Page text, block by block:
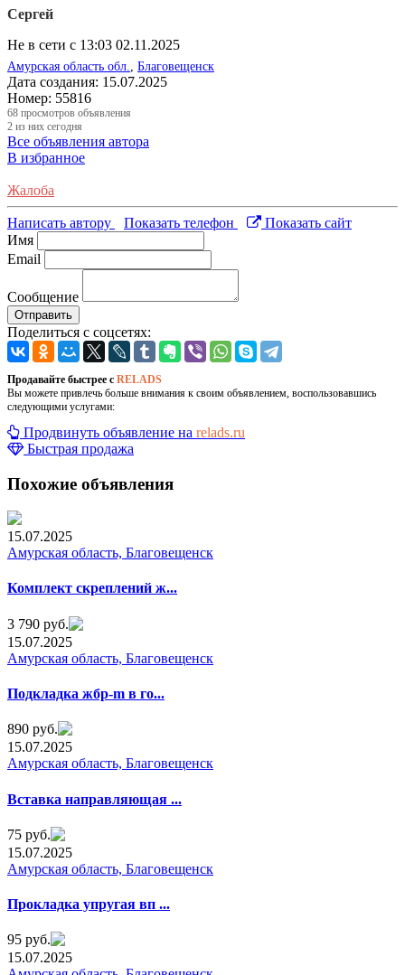
Сергей
Не в сети с 13:03 02.11.2025
Амурская область обл. Благовещенск
Дата создания: 15.07.2025
Номер: 55816
68 просмотров объявления
2 из них сегодня
Все объявления автора
В избранное
Жалоба
Написать автору Показать телефон
Показать сайт
Имя
Email
Сообщение
Отправить
Поделиться с соцсетях:
Продавайте быстрее с RELADS
Вы можете привлечь больше внимания к своим объявлением, воспользовавшись
следующими услугами:
Продвинуть объявление на relads.ru
Быстрая продажа
Похожие объявления
15.07.2025
Амурская область, Благовещенск
Комплeкт cкреплений ж...
3 790 руб.
15.07.2025
Амурская область, Благовещенск
Подкладкa жбр-m в гo...
890 руб.
15.07.2025
Амурская область, Благовещенск
Встaвка направляющая ...
75 руб.
15.07.2025
Амурская область, Благовещенск
Прокладкa упрyгая вп ...
95 руб.
15.07.2025